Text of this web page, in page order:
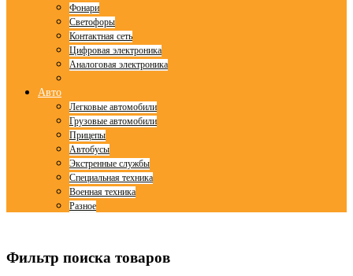
Фонари
Светофоры
Контактная сеть
Цифровая электроника
Аналоговая электроника
Авто
Легковые автомобили
Грузовые автомобили
Прицепы
Автобусы
Экстренные службы
Специальная техника
Военная техника
Разное
Фильтр поиска товаров